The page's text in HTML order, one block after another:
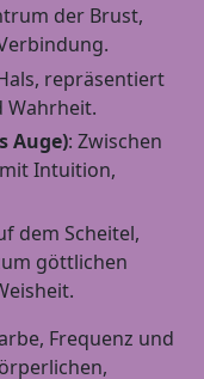
der Brust,
repräsentiert
Wahrheit.
Auge): Zwischen
Intuition,
dem Scheitel,
göttlichen
Frequenz und